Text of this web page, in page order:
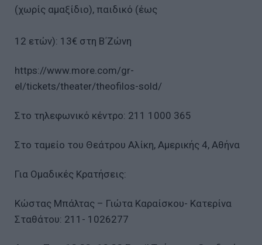
(χωρίς αμαξίδιο), παιδικό (έως
12 ετών): 13€ στη Β΄Ζώνη
https://www.more.com/gr-
el/tickets/theater/theofilos-sold/
Στο τηλεφωνικό κέντρο: 211 1000 365
Στο ταμείο του Θεάτρου Αλίκη, Αμερικής 4, Aθήνα
Για Ομαδικές Κρατήσεις:
Κώστας Μπάλτας – Γιώτα Καραίσκου- Κατερίνα
Σταθάτου: 211- 1026277